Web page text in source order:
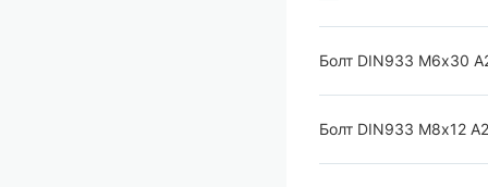
Болт DIN933 М6х30
Болт DIN933 М8х12